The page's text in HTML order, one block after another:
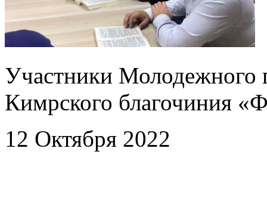
Участники Молодежного
Кимрского благочиния
12 Октября 2022